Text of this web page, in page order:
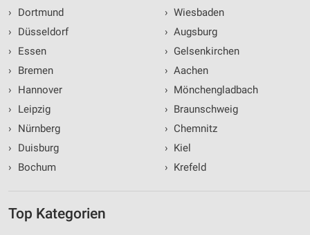
›
Dortmund
›
Düsseldorf
›
Essen
›
Bremen
›
Hannover
›
Leipzig
›
Nürnberg
›
Duisburg
›
Bochum
› Wiesbaden
› Augsburg
› Gelsenkirchen
› Aachen
› Mönchengladbach
› Braunschweig
› Chemnitz
› Kiel
› Krefeld
Top Kategorien